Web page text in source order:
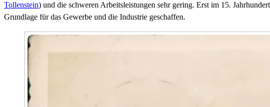
Tollenstein) und die schweren Arbeitsleistungen sehr gering. Erst im 15.
Grundlage für das Gewerbe und die Industrie geschaffen.